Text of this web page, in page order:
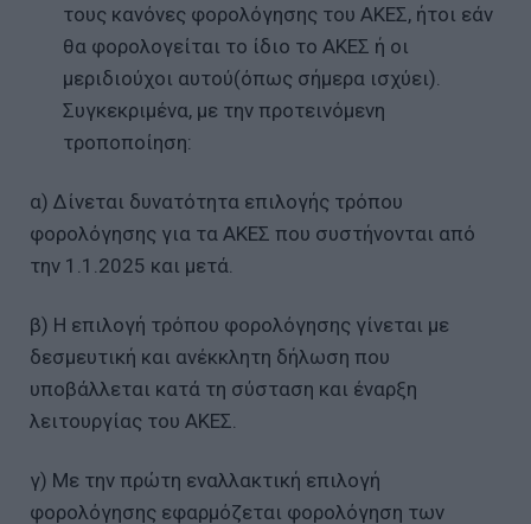
τους κανόνες φορολόγησης του ΑΚΕΣ, ήτοι εάν
θα φορολογείται το ίδιο το ΑΚΕΣ ή οι
μεριδιούχοι αυτού(όπως σήμερα ισχύει).
Συγκεκριμένα, με την προτεινόμενη
τροποποίηση:
α) Δίνεται δυνατότητα επιλογής τρόπου
φορολόγησης για τα ΑΚΕΣ που συστήνονται από
την 1.1.2025 και μετά.
β) Η επιλογή τρόπου φορολόγησης γίνεται με
δεσμευτική και ανέκκλητη δήλωση που
υποβάλλεται κατά τη σύσταση και έναρξη
λειτουργίας του ΑΚΕΣ.
γ) Με την πρώτη εναλλακτική επιλογή
φορολόγησης εφαρμόζεται φορολόγηση των